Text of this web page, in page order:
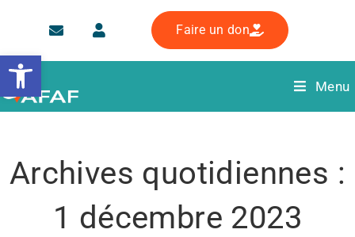
Ouvrir la barre d’outils
Faire un don
Menu
Archives quotidiennes :
1 décembre 2023